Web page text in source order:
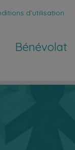
d’utilisation
Bénévolat